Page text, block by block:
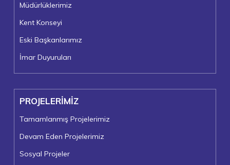
Müdürlüklerimiz
Kent Konseyi
Eski Başkanlarımız
İmar Duyuruları
PROJELERİMİZ
Tamamlanmış Projelerimiz
Devam Eden Projelerimiz
Sosyal Projeler